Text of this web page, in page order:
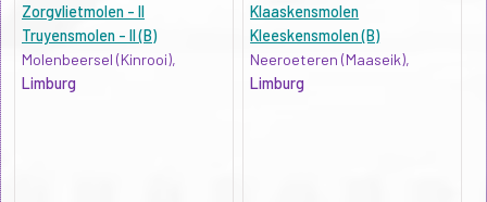
Zorgvlietmolen - II
Truyensmolen - II (B)
Molenbeersel (Kinrooi),
Limburg
Klaaskensmolen
Kleeskensmolen (B)
Neeroeteren (Maaseik),
Limburg